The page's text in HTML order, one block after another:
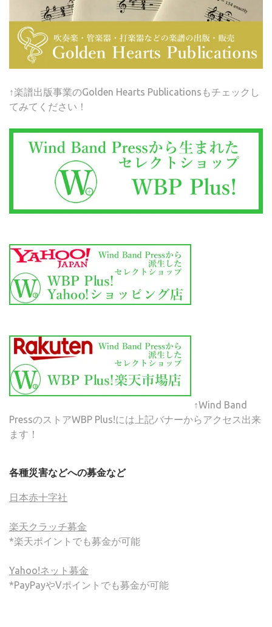
↑楽譜出版事業のGolden Hearts Publicationsもチェックし
てみてください！
↑Wind Band
PressのストアWBP Plus!には上記バナーからアクセス出来
ます！
各種災害などへの募金など
日本赤十字社
楽天クラッチ募金
*楽天ポイントでも募金が可能
Yahoo!ネット募金
*PayPayやVポイントでも募金が可能